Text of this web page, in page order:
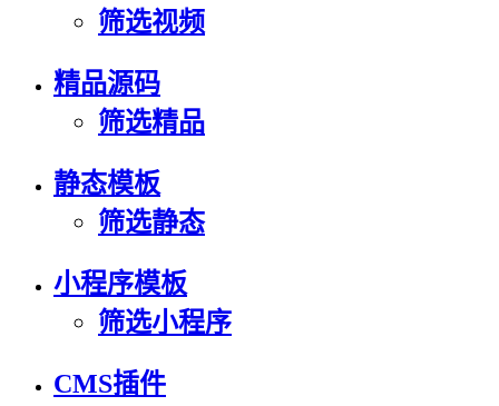
筛选视频
精品源码
筛选精品
静态模板
筛选静态
小程序模板
筛选小程序
CMS插件